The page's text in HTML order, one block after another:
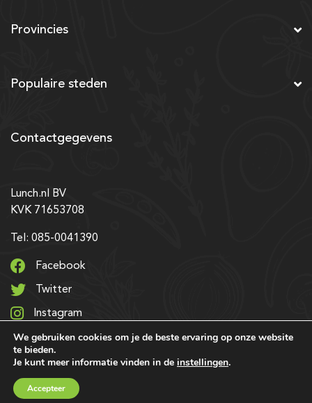
Provincies
Populaire steden
Contactgegevens
Lunch.nl BV
KVK 71653708
Tel: 085-0041390
Facebook
Twitter
Instagram
LinkedIn
© 2026 Alle rechten voorbehouden | Ontwerp & realisatie:
We gebruiken cookies om je de beste ervaring op onze website
te bieden.
Je kunt meer informatie vinden in de instellingen.
Accepteer